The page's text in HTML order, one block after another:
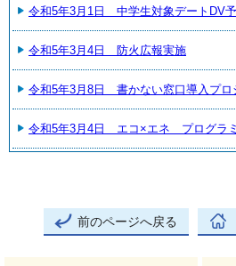
令和5年3月1日 中学生対象デートDV
令和5年3月4日 防火広報実施
令和5年3月8日 書かない窓口導入プロ
令和5年3月4日 エコ×エネ プログラ
前のページへ戻る